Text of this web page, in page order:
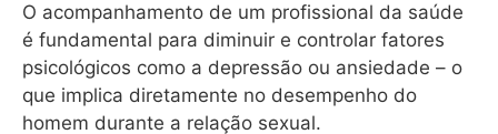
O acompanhamento de um profissional da saúde
é fundamental para diminuir e controlar fatores
psicológicos como a depressão ou ansiedade – o
que implica diretamente no desempenho do
homem durante a relação sexual.